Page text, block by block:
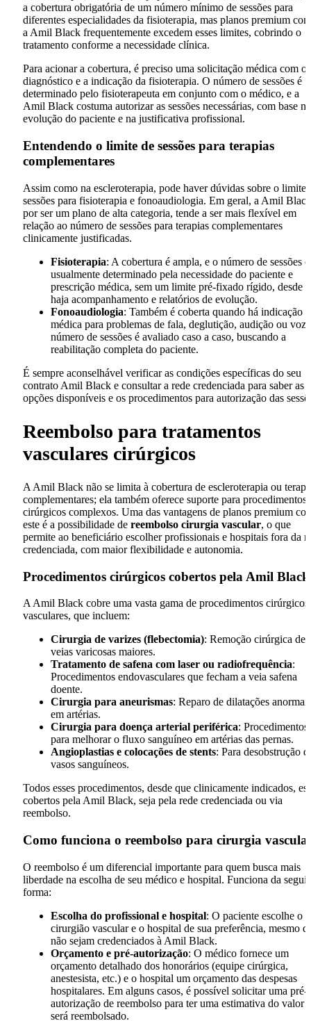
a cobertura obrigatória de um número mínimo de sessões para
diferentes especialidades da fisioterapia, mas planos premium
a Amil Black frequentemente excedem esses limites, cobrindo o
tratamento conforme a necessidade clínica.
Para acionar a cobertura, é preciso uma solicitação médica com o
diagnóstico e a indicação da fisioterapia. O número de sessões é
determinado pelo fisioterapeuta em conjunto com o médico, e a
Amil Black costuma autorizar as sessões necessárias, com base na
evolução do paciente e na justificativa profissional.
Entendendo o limite de sessões para terapias
complementares
Assim como na escleroterapia, pode haver dúvidas sobre o limite
sessões para fisioterapia e fonoaudiologia. Em geral, a Amil
por ser um plano de alta categoria, tende a ser mais flexível em
relação ao número de sessões para terapias complementares
clinicamente justificadas.
Fisioterapia: A cobertura é ampla, e o número de sessões é
usualmente determinado pela necessidade do paciente e
prescrição médica, sem um limite pré-fixado rígido, desde
haja acompanhamento e relatórios de evolução.
Fonoaudiologia: Também é coberta quando há indicação
médica para problemas de fala, deglutição, audição ou
número de sessões é avaliado caso a caso, buscando a
reabilitação completa do paciente.
É sempre aconselhável verificar as condições específicas do seu
contrato Amil Black e consultar a rede credenciada para saber as
opções disponíveis e os procedimentos para autorização das
Reembolso para tratamentos
vasculares cirúrgicos
A Amil Black não se limita à cobertura de escleroterapia ou
complementares; ela também oferece suporte para procedimentos
cirúrgicos complexos. Uma das vantagens de planos premium
este é a possibilidade de reembolso cirurgia vascular, o que
permite ao beneficiário escolher profissionais e hospitais fora da
credenciada, com maior flexibilidade e autonomia.
Procedimentos cirúrgicos cobertos pela Amil Black
A Amil Black cobre uma vasta gama de procedimentos cirúrgicos
vasculares, que incluem:
Cirurgia de varizes (flebectomia): Remoção cirúrgica de
veias varicosas maiores.
Tratamento de safena com laser ou radiofrequência:
Procedimentos endovasculares que fecham a veia safena
doente.
Cirurgia para aneurismas: Reparo de dilatações anormais
em artérias.
Cirurgia para doença arterial periférica: Procedimentos
para melhorar o fluxo sanguíneo em artérias das pernas.
Angioplastias e colocações de stents: Para desobstrução
vasos sanguíneos.
Todos esses procedimentos, desde que clinicamente indicados,
cobertos pela Amil Black, seja pela rede credenciada ou via
reembolso.
Como funciona o reembolso para cirurgia
O reembolso é um diferencial importante para quem busca mais
liberdade na escolha de seu médico e hospital. Funciona da
forma:
Escolha do profissional e hospital: O paciente escolhe o
cirurgião vascular e o hospital de sua preferência, mesmo
não sejam credenciados à Amil Black.
Orçamento e pré-autorização: O médico fornece um
orçamento detalhado dos honorários (equipe cirúrgica,
anestesista, etc.) e o hospital um orçamento das despesas
hospitalares. Em alguns casos, é possível solicitar uma pré-
autorização de reembolso para ter uma estimativa do valor
será reembolsado.